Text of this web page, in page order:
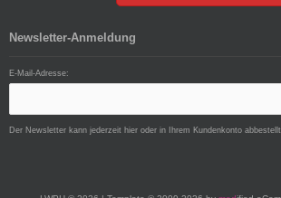
Newsletter-Anmeldung
E-Mail-Adresse:
Der Newsletter kann jederzeit hier oder in Ihrem Kundenkonto